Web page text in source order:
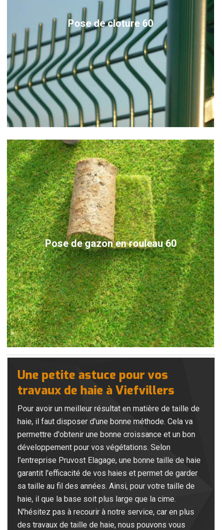
Pose de cloture 60
Pose de gazon en rouleau 60
Une petite astuce pour vos
travaux de haie à Viefvillers
Pour avoir un meilleur résultat en matière de taille de
haie, il faut disposer d'une bonne méthode. Cela va
permettre d'obtenir une bonne croissance et un bon
développement pour vos végétations. Selon
l'entreprise Pruvost Elagage, une bonne taille de haie
garantit l'efficacité de vos haies et permet de garder
sa taille au fil des années. Ainsi, pour votre taille de
haie, il que la base soit plus large que la cime.
N'hésitez pas à recourir à notre service, car en plus
des travaux de taille de haie, nous pouvons vous